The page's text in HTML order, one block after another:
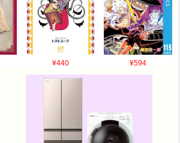
¥440 ¥594